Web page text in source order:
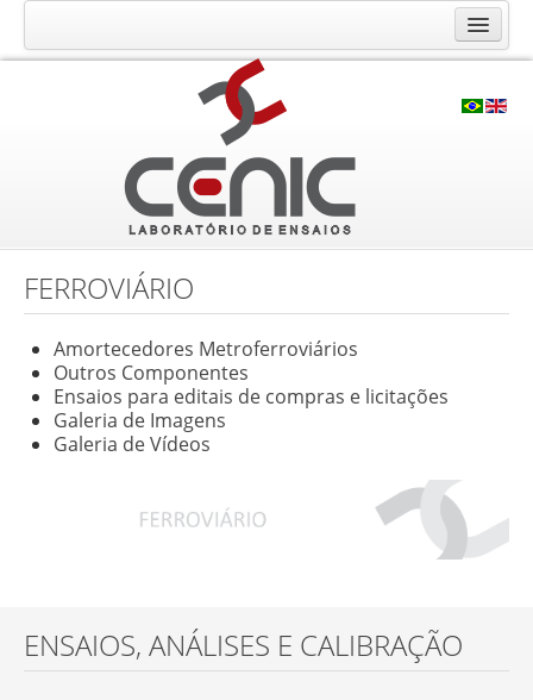
O Laboratório CENIC
Infraestrutura
Ensaios e Análises
Calibração RBC
Consultoria e Cursos
Contato
Solicite seu orçamento
Fale Conosco
Localização
FERROVIÁRIO
Amortecedores Metroferroviários
Outros Componentes
Ensaios para editais de compras e licitações
Galeria de Imagens
Galeria de Vídeos
ENSAIOS, ANÁLISES E CALIBRAÇÃO